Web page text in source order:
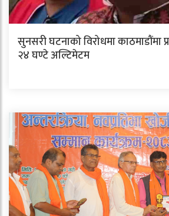
सुनसरी घटनाको विरोधमा काठमाडौंमा
२४ घण्टे अल्टिमेटम